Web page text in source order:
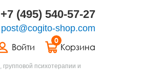
+7 (495) 540-57-27
post@cogito-shop.com
Войти
0
Корзина
психотерапии и